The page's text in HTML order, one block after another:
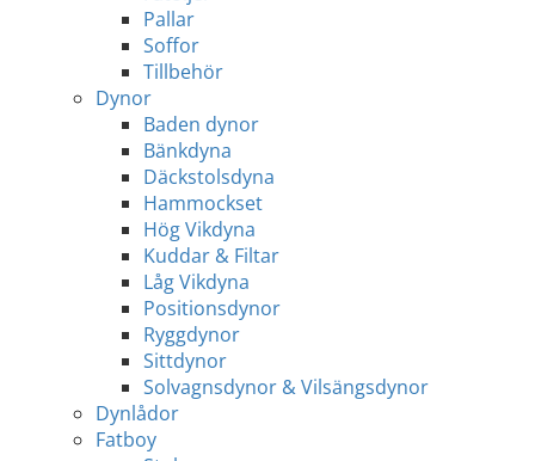
Pallar
Soffor
Tillbehör
Dynor
Baden dynor
Bänkdyna
Däckstolsdyna
Hammockset
Hög Vikdyna
Kuddar & Filtar
Låg Vikdyna
Positionsdynor
Ryggdynor
Sittdynor
Solvagnsdynor & Vilsängsdynor
Dynlådor
Fatboy